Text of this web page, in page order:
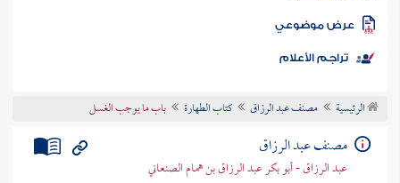
الكتب
موضوعي
تراجم الأعلام
الرئيسية مصنف عبد الرزاق كتاب الطهارة باب ما يوجب الغسل
مصنف عبد الرزاق
عبد الرزاق - أبو بكر عبد الرزاق بن همام الصنعاني